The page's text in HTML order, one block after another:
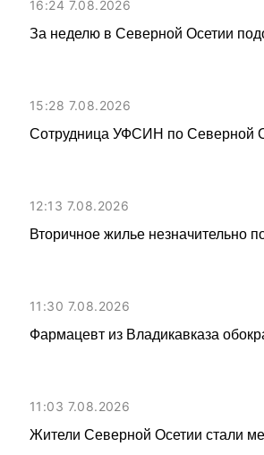
16:24 7.08.2026
За неделю в Северной Осетии
15:28 7.08.2026
Сотрудница УФСИН по Северной
12:13 7.08.2026
Вторичное жилье незначительно
11:30 7.08.2026
Фармацевт из Владикавказа
11:03 7.08.2026
Жители Северной Осетии стали